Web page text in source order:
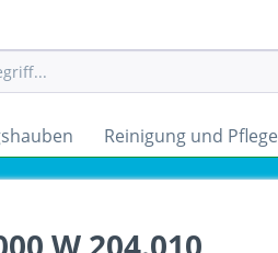
Reinigung und Pflege